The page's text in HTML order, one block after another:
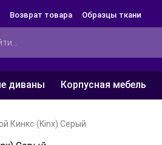
Возврат товара Образцы ткани
диваны Корпусная мебель
Кинкс (Kinx) Серый